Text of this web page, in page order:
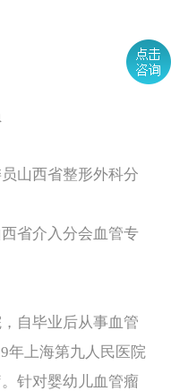
山西省整形外科分
省介入分会血管专
自毕业后从事血管
年上海第九人民医院
针对婴幼儿血管瘤